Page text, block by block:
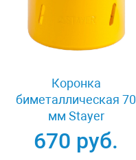
Коронка
биметаллическая 70
мм Stayer
PROFESSIONAL
29547-070
670 руб.